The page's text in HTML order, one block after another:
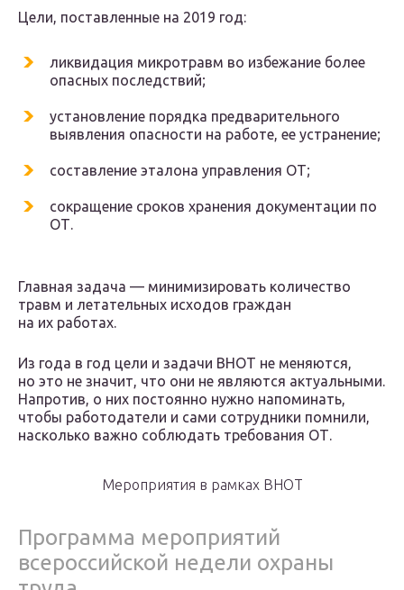
Цели, поставленные на 2019 год:
ликвидация микротравм во избежание более
опасных последствий;
установление порядка предварительного
выявления опасности на работе, ее устранение;
составление эталона управления ОТ;
сокращение сроков хранения документации по
ОТ.
Главная задача — минимизировать количество
травм и летательных исходов граждан
на их работах.
Из года в год цели и задачи ВНОТ не меняются,
но это не значит, что они не являются актуальными.
Напротив, о них постоянно нужно напоминать,
чтобы работодатели и сами сотрудники помнили,
насколько важно соблюдать требования ОТ.
Мероприятия в рамках ВНОТ
Программа мероприятий
всероссийской недели охраны